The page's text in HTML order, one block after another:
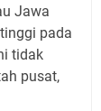
Jawa
pada
tidak
pusat,